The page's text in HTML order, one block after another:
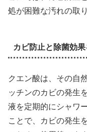
処が困難な汚れの取
カビ防止と除菌効
クエン酸は、その自
ッチンのカビの発生
液を定期的にシャワ
ことで、カビの発生